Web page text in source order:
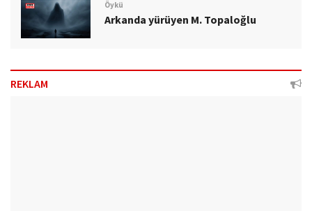
Öykü
Arkanda yürüyen M. Topaloğlu
REKLAM